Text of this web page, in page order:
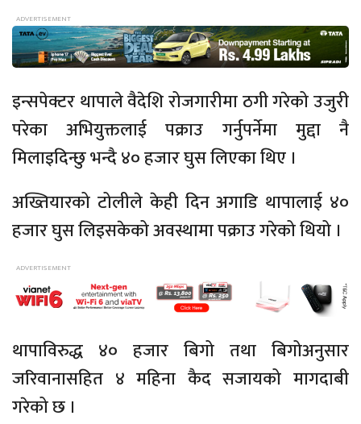
इन्सपेक्टर थापाले वैदेशि रोजगारीमा ठगी गरेको उजुरी
परेका अभियुक्तलाई पक्राउ गर्नुपर्नेमा मुद्दा नै
मिलाइदिन्छु भन्दै ४० हजार घुस लिएका थिए ।
अख्तियारको टोलीले केही दिन अगाडि थापालाई ४०
हजार घुस लिइसकेको अवस्थामा पक्राउ गरेको थियो ।
थापाविरुद्ध ४० हजार बिगो तथा बिगोअनुसार
जरिवानासहित ४ महिना कैद सजायको मागदाबी
गरेको छ ।